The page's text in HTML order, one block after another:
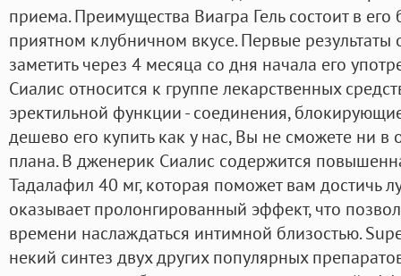
приема. Преимущества Виагра Гель состоит в
приятном клубничном вкусе. Первые
заметить через 4 месяца со дня начала его
Сиалис относится к группе лекарственных
эректильной функции - соединения,
дешево его купить как у нас, Вы не сможете ни в
плана. В дженерик Сиалис содержится
Тадалафил 40 мг, которая поможет вам достичь
оказывает пролонгированный эффект, что
времени наслаждаться интимной близостью.
некий синтез двух других популярных